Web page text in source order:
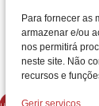
Para fornecer as
armazenar e/ou
nos permitirá
neste site. Não
recursos e
Gerir serviços